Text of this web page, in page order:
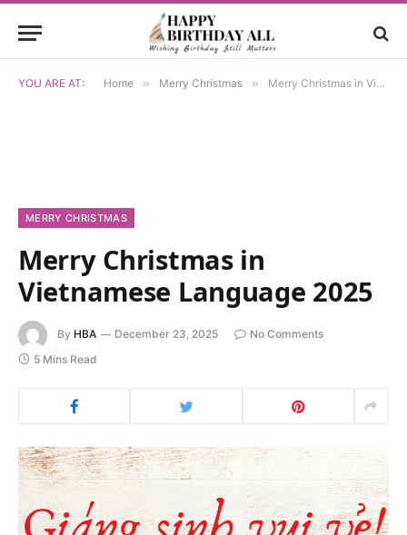
YOU ARE AT: Home » Merry Christmas » Merry Christmas in Vietnamese Language 2025
MERRY CHRISTMAS
Merry Christmas in
Vietnamese Language 2025
By HBA December 23, 2025
No Comments
5 Mins Read